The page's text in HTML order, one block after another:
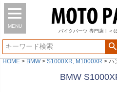
MENU
バイク パーツ 専門店 | ＜
HOME BMW S1000XR, M1000XR ハ
BMW